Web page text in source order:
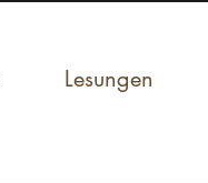
Lesungen